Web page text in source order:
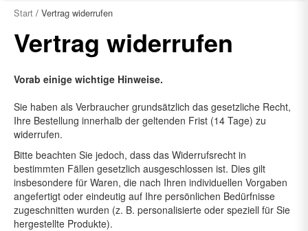
Start / Vertrag widerrufen
Vertrag widerrufen
Vorab einige wichtige Hinweise.
Sie haben als Verbraucher grundsätzlich das gesetzliche Recht,
Ihre Bestellung innerhalb der geltenden Frist (14 Tage) zu
widerrufen.
Bitte beachten Sie jedoch, dass das Widerrufsrecht in
bestimmten Fällen gesetzlich ausgeschlossen ist. Dies gilt
insbesondere für Waren, die nach Ihren individuellen Vorgaben
angefertigt oder eindeutig auf Ihre persönlichen Bedürfnisse
zugeschnitten wurden (z. B. personalisierte oder speziell für Sie
hergestellte Produkte).